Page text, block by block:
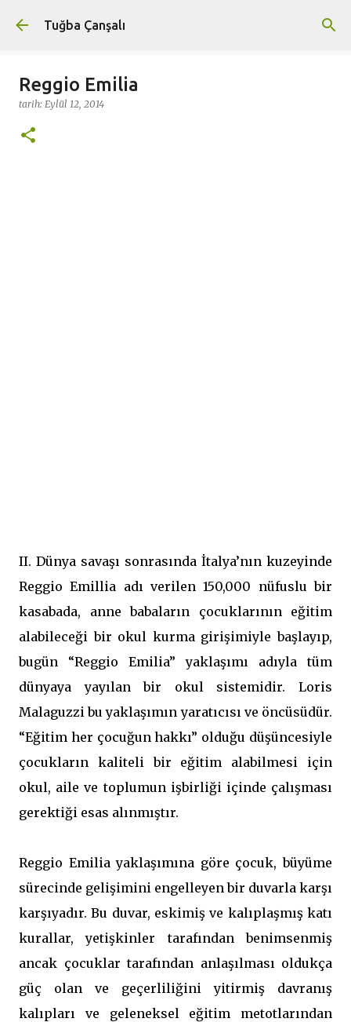
Tuğba Çanşalı
Reggio Emilia
tarih: Eylül 12, 2014
II. Dünya savaşı sonrasında İtalya’nın kuzeyinde
Reggio Emillia adı verilen 150,000 nüfuslu bir
kasabada, anne babaların çocuklarının eğitim
alabileceği bir okul kurma girişimiyle başlayıp,
bugün “Reggio Emilia” yaklaşımı adıyla tüm
dünyaya yayılan bir okul sistemidir. Loris
Malaguzzi bu yaklaşımın yaratıcısı ve öncüsüdür.
“Eğitim her çocuğun hakkı” olduğu düşüncesiyle
çocukların kaliteli bir eğitim alabilmesi için
okul, aile ve toplumun işbirliği içinde çalışması
gerektiği esas alınmıştır.
Reggio Emilia yaklaşımına göre çocuk, büyüme
sürecinde gelişimini engelleyen bir duvarla karşı
karşıyadır. Bu duvar, eskimiş ve kalıplaşmış katı
kurallar, yetişkinler tarafından benimsenmiş
ancak çocuklar tarafından anlaşılması oldukça
güç olan ve geçerliliğini yitirmiş davranış
kalıpları ve geleneksel eğitim metotlarından